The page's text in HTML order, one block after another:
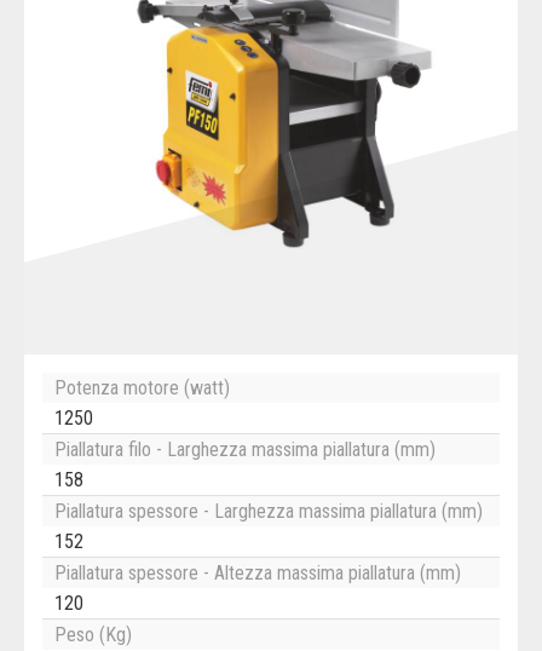
Potenza motore (watt)
1250
Piallatura filo - Larghezza massima piallatura (mm)
158
Piallatura spessore - Larghezza massima piallatura (mm)
152
Piallatura spessore - Altezza massima piallatura (mm)
120
Peso (Kg)